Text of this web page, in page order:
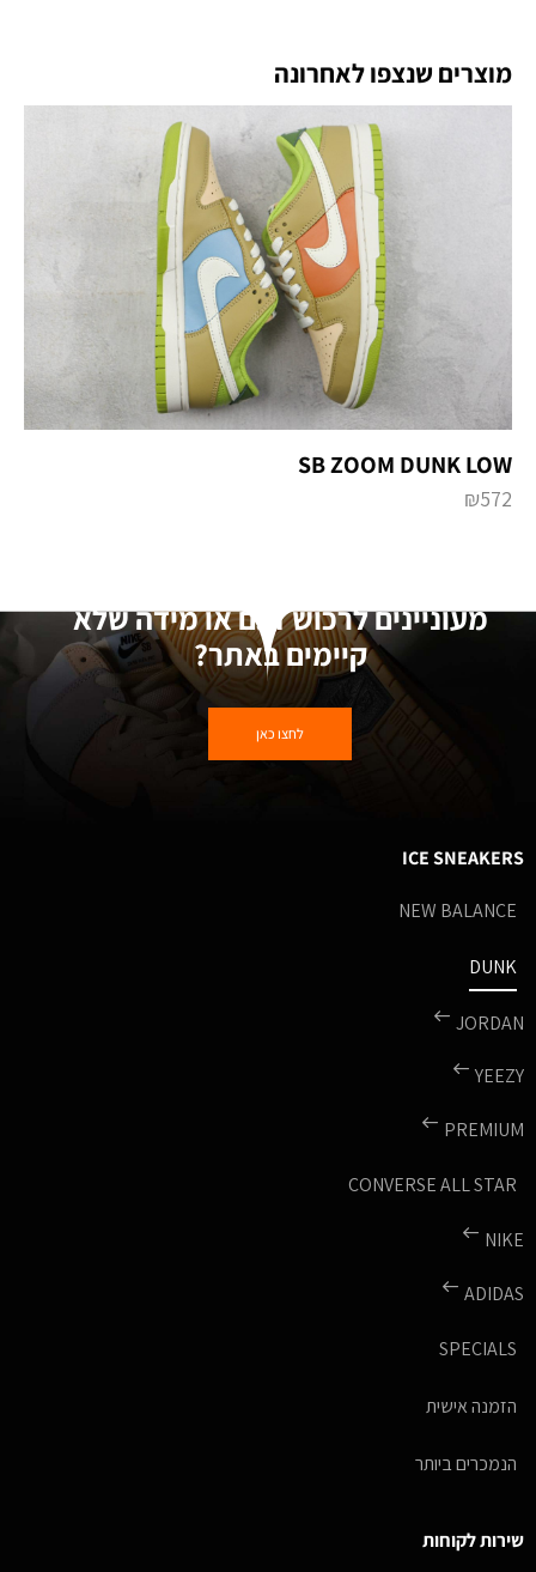
מוצרים שנצפו לאחרונה
SB ZOOM DUNK LOW
₪572
מעוניינים לרכוש דגם או מידה שלא
קיימים באתר?
לחצו כאן
ICE SNEAKERS
NEW BALANCE
DUNK
JORDAN
YEEZY
PREMIUM
CONVERSE ALL STAR
NIKE
ADIDAS
SPECIALS
הזמנה אישית
הנמכרים ביותר
שירות לקוחות